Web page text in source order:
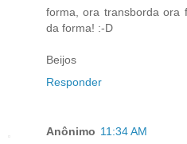
forma, ora transborda ora
da forma! :-D
Beijos
Responder
Anônimo 11:34 AM